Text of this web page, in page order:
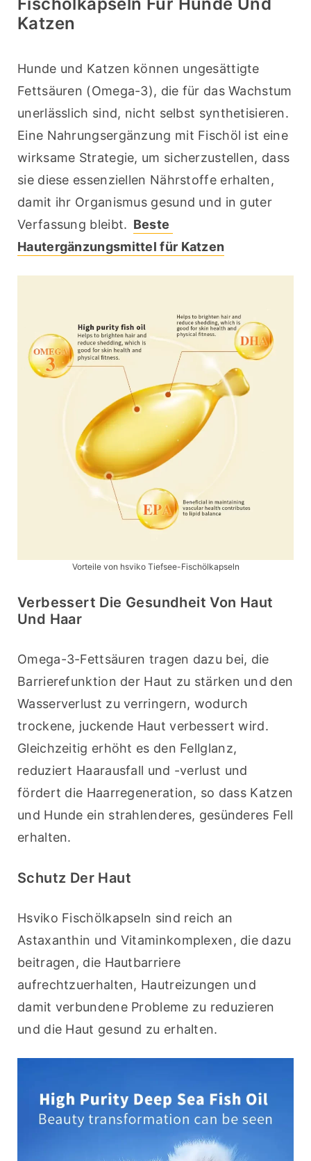
Fischölkapseln Für Hunde Und
Katzen
Hunde und Katzen können ungesättigte
Fettsäuren (Omega-3), die für das Wachstum
unerlässlich sind, nicht selbst synthetisieren.
Eine Nahrungsergänzung mit Fischöl ist eine
wirksame Strategie, um sicherzustellen, dass
sie diese essenziellen Nährstoffe erhalten,
damit ihr Organismus gesund und in guter
Verfassung bleibt. Beste
Hautergänzungsmittel für Katzen
Vorteile von hsviko Tiefsee-Fischölkapseln
Verbessert Die Gesundheit Von Haut
Und Haar
Omega-3-Fettsäuren tragen dazu bei, die
Barrierefunktion der Haut zu stärken und den
Wasserverlust zu verringern, wodurch
trockene, juckende Haut verbessert wird.
Gleichzeitig erhöht es den Fellglanz,
reduziert Haarausfall und -verlust und
fördert die Haarregeneration, so dass Katzen
und Hunde ein strahlenderes, gesünderes Fell
erhalten.
Schutz Der Haut
Hsviko Fischölkapseln sind reich an
Astaxanthin und Vitaminkomplexen, die dazu
beitragen, die Hautbarriere
aufrechtzuerhalten, Hautreizungen und
damit verbundene Probleme zu reduzieren
und die Haut gesund zu erhalten.